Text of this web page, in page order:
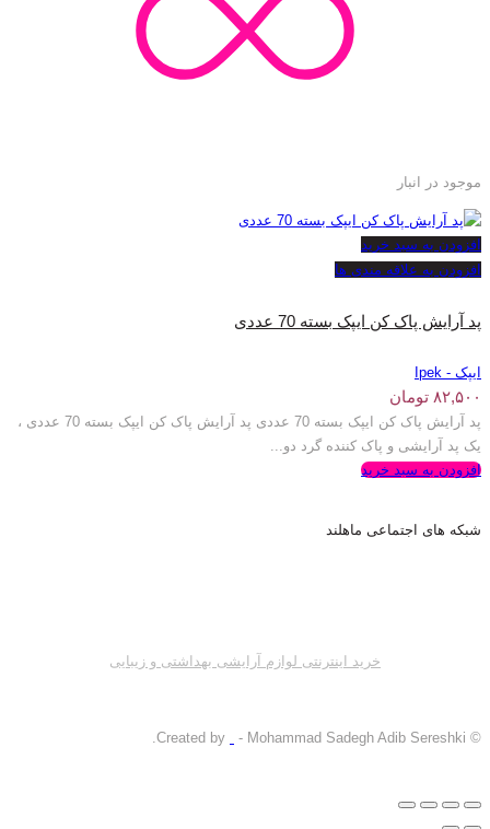
موجود در انبار
افزودن به سبد خرید
افزودن به علاقه مندی ها
پد آرایش پاک کن ایپک بسته 70 عددی
ایپک - Ipek
۸۲,۵۰۰ تومان
پد آرایش پاک کن ایپک بسته 70 عددی پد آرایش پاک کن ایپک بسته 70 عددی ،
یک پد آرایشی و پاک کننده گرد دو...
افزودن به سبد خرید
شبکه های اجتماعی ماهلند
خرید اینترنتی لوازم آرایشی بهداشتی و زیبایی
© Created by
- Mohammad Sadegh Adib Sereshki.